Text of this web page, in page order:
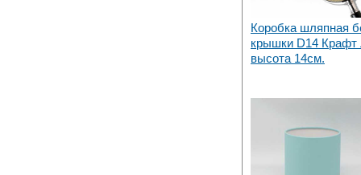
Коробка шляпная
крышки D14 Крафт
высота 14см.